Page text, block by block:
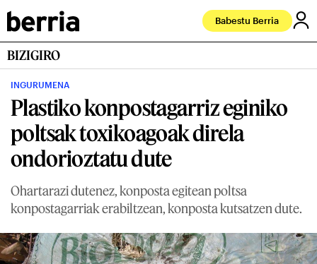
Babestu Berria
BIZIGIRO
INGURUMENA
Plastiko konpostagarriz eginiko
poltsak toxikoagoak direla
ondorioztatu dute
Ohartarazi dutenez, konposta egitean poltsa
konpostagarriak erabiltzean, konposta kutsatzen dute.